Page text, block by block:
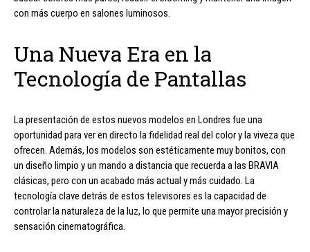
con más cuerpo en salones luminosos.
Una Nueva Era en la
Tecnología de Pantallas
La presentación de estos nuevos modelos en Londres fue una
oportunidad para ver en directo la fidelidad real del color y la viveza que
ofrecen. Además, los modelos son estéticamente muy bonitos, con
un diseño limpio y un mando a distancia que recuerda a las BRAVIA
clásicas, pero con un acabado más actual y más cuidado. La
tecnología clave detrás de estos televisores es la capacidad de
controlar la naturaleza de la luz, lo que permite una mayor precisión y
sensación cinematográfica.